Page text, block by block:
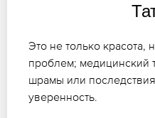
Это не только красота,
проблем; медицинский
шрамы или
уверенность.